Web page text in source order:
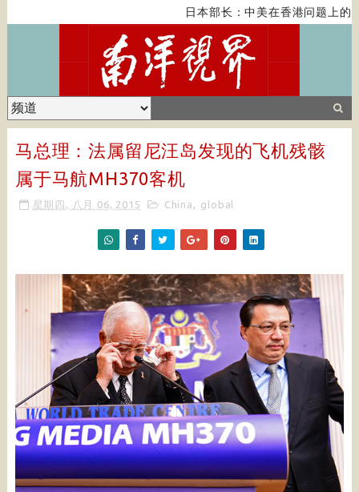
日本部长：中美在香港问题上的
马总理：法属留尼汪岛发现的飞机残骸
属于马航MH370客机
星期四, 八月 06, 2015 China , global